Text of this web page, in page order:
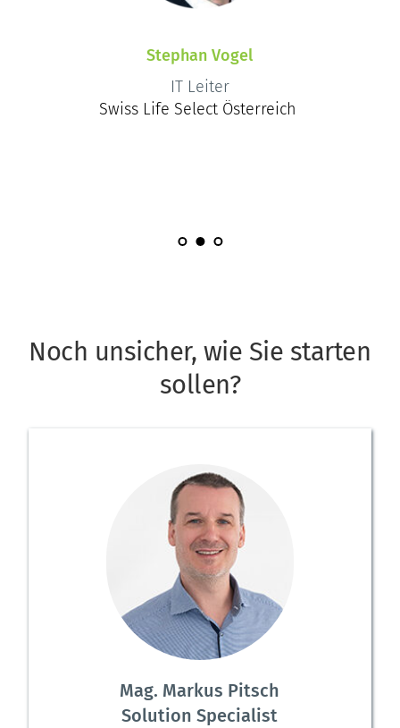
Stephan Vogel
IT Leiter
Swiss Life Select Österreich
Noch unsicher, wie Sie starten
sollen?
Mag. Markus Pitsch
Solution Specialist